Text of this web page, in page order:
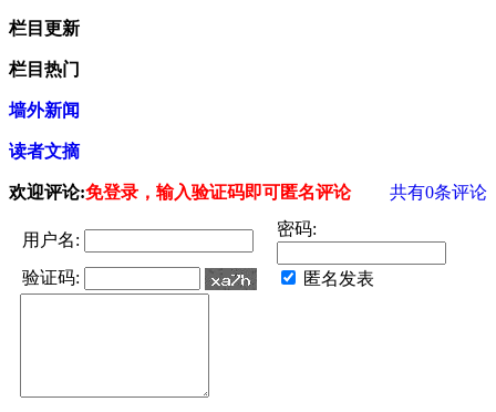
栏目更新
栏目热门
墙外新闻
读者文摘
欢迎评论:免登录，输入验证码即可匿名评论 共有0条评论
用户名:
密码:
验证码: 匿名发表